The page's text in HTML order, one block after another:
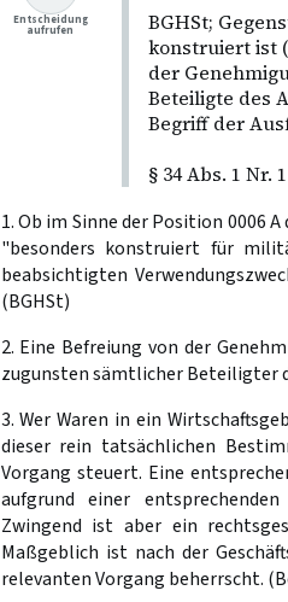
BGHSt;
konstruiert ist
der
Beteiligte des
Begriff der
§ 34 Abs. 1 Nr.
Entscheidung
aufrufen
1. Ob im Sinne der Position 0006
"besonders konstruiert für
beabsichtigten
(BGHSt)
2. Eine Befreiung von der
zugunsten sämtlicher Beteiligter
3. Wer Waren in ein
dieser rein tatsächlichen
Vorgang steuert. Eine
aufgrund einer
Zwingend ist aber ein
Maßgeblich ist nach der
relevanten Vorgang beherrscht.